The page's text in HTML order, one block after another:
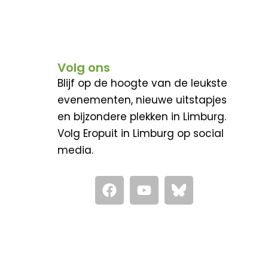
Volg ons
Blijf op de hoogte van de leukste
evenementen, nieuwe uitstapjes
en bijzondere plekken in Limburg.
Volg Eropuit in Limburg op social
media.
F
a
c
Y
o
u